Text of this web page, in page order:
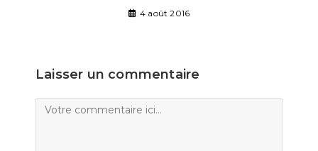
4 août 2016
Laisser un commentaire
Comment